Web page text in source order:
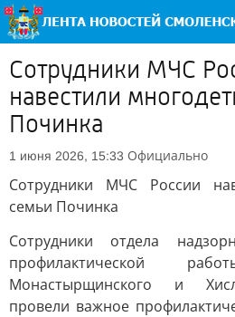
Сотрудники МЧС
навестили
Починка
1 июня 2026, 15:33 Официально
Сотрудники МЧС России
семьи Починка
Сотрудники отдела
профилактической
Монастырщинского и
провели важное